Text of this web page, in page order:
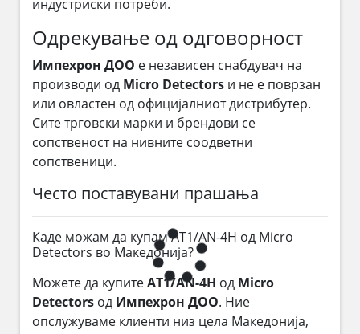
индустриски потреби.
Одрекување од одговорност
Импехрон ДОО е независен снабдувач на
производи од Micro Detectors и не е поврзан
или овластен од официјалниот дистрибутер.
Сите трговски марки и брендови се
сопственост на нивните соодветни
сопственици.
Често поставувани прашања
Каде можам да купам AT1/AN-4H од Micro
Detectors во Македонија?
Можете да купитеAT1/AN-4H од Micro
Detectors од Импехрон ДОО. Ние
опслужуваме клиенти низ цела Македонија,